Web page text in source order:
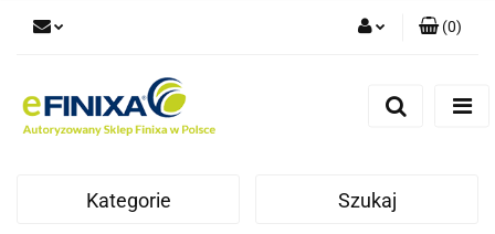
(0)
Kategorie Szukaj